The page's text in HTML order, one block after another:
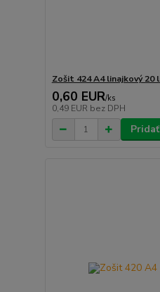
Zošit 424 A4 linajkový 20
0,60 EUR/ks
0,49 EUR bez DPH